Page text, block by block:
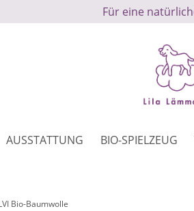
Für eine
AUSSTATTUNG BIO-SPIELZEUG
Bio-Baumwolle